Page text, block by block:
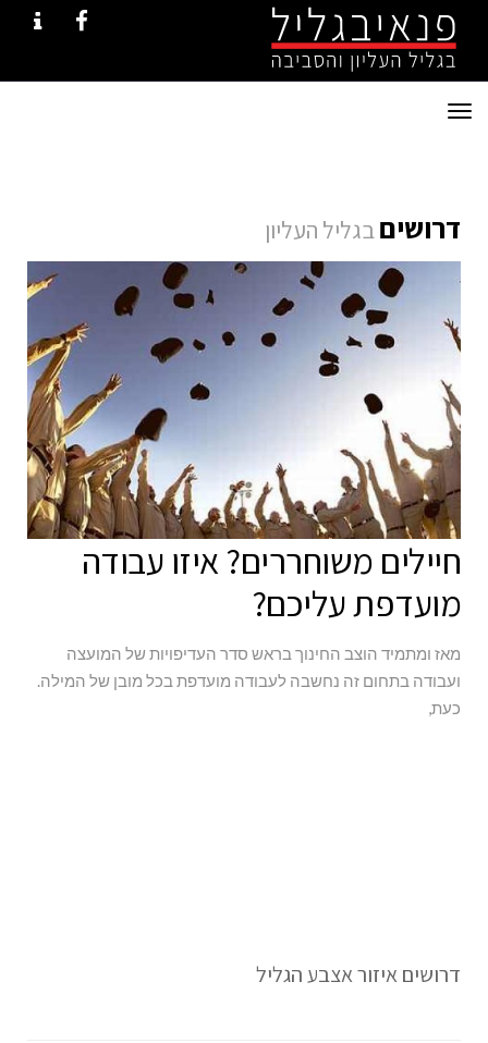
תפריט
דרושיםבגליל העליון
חיילים משוחררים? איזו עבודה
מועדפת עליכם?
מאז ומתמיד הוצב החינוך בראש סדר העדיפויות של המועצה
ועבודה בתחום זה נחשבה לעבודה מועדפת בכל מובן של המילה.
כעת,
דרושים איזור אצבע הגליל